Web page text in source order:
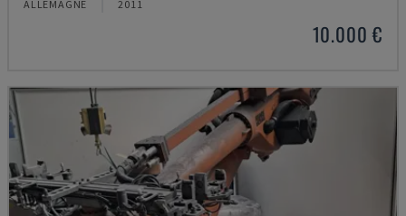
ALLEMAGNE 2011
10.000 €